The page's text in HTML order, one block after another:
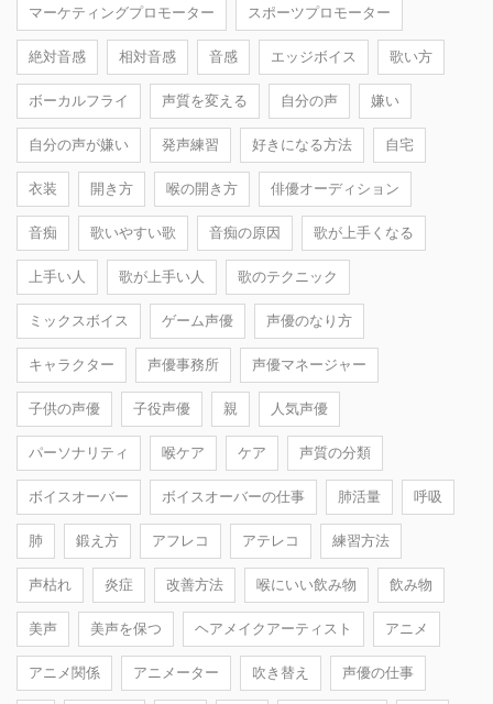
マーケティングプロモーター スポーツプロモーター
絶対音感 相対音感 音感 エッジボイス 歌い方
ボーカルフライ 声質を変える 自分の声 嫌い
自分の声が嫌い 発声練習 好きになる方法 自宅
衣装 開き方 喉の開き方 俳優オーディション
音痴 歌いやすい歌 音痴の原因 歌が上手くなる
上手い人 歌が上手い人 歌のテクニック
ミックスボイス ゲーム声優 声優のなり方
キャラクター 声優事務所 声優マネージャー
子供の声優 子役声優 親 人気声優
パーソナリティ 喉ケア ケア 声質の分類
ボイスオーバー ボイスオーバーの仕事 肺活量 呼吸
肺 鍛え方 アフレコ アテレコ 練習方法
声枯れ 炎症 改善方法 喉にいい飲み物 飲み物
美声 美声を保つ ヘアメイクアーティスト アニメ
アニメ関係 アニメーター 吹き替え 声優の仕事